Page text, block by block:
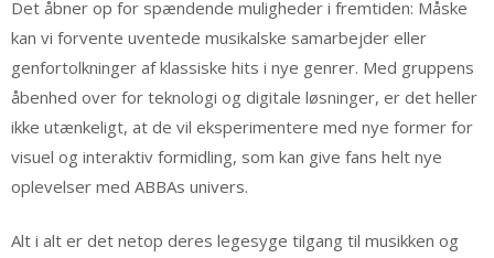
Det åbner op for spændende muligheder i fremtiden: Måske
kan vi forvente uventede musikalske samarbejder eller
genfortolkninger af klassiske hits i nye genrer. Med gruppens
åbenhed over for teknologi og digitale løsninger, er det heller
ikke utænkeligt, at de vil eksperimentere med nye former for
visuel og interaktiv formidling, som kan give fans helt nye
oplevelser med ABBAs univers.
Alt i alt er det netop deres legesyge tilgang til musikken og